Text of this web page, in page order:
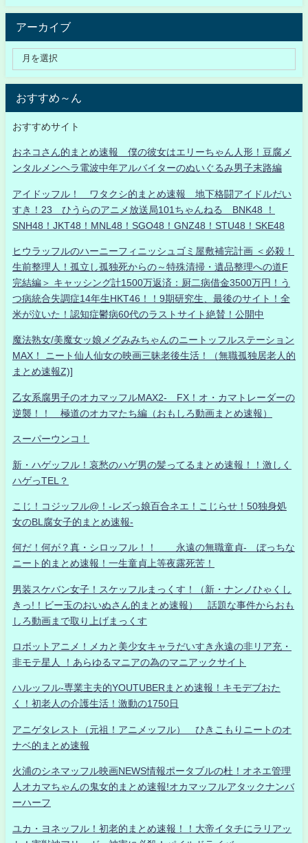
アーカイブ
おすすめ～ん
おすすめサイト
おネコさん的まとめ速報 僕の彼女はエリーちゃん人形！豆腐メ
ンタルメンヘラ電波中年アルバイターのぬいぐるみ男子末路編
アイドッフル！ ワタクシ的まとめ速報 地下格闘アイドルだい
すき！23 ひうらのアニメ放送局101ちゃんねる BNK48 ！
SNH48！JKT48！MNL48！SGO48！GNZ48！STU48！SKE48
ヒウラッフルのハーニーフィニッシュゴミ屋敷補完計画 ＜必殺！
生前整理人！孤立し孤独死からの～特殊清掃・遺品整理への道F
完結編＞ キャッシング計1500万返済：厨二病借金3500万円！う
つ病統合失調症14年生HKT46！！9期研究生、最後のサイト！全
米が泣いた！認知症鬱病60代のラストサイト絶賛！公開中
魔法熟女/美魔女ッ娘メグみみちゃんのニートッフルステーション
MAX！ ニート仙人仙女の映画三昧老後生活！（無職孤独居老人的
まとめ速報Z)]
乙女系腐男子のオカマッフルMAX2- FX！オ・カマトレーダーの
逆襲！！ 極道のオカマたち編（おもしろ動画まとめ速報）
スーパーウンコ！
新・ハゲッフル！哀愁のハゲ男の髪ってるまとめ速報！！激しく
ハゲっTEL？
こじ！コジッフル@！-レズっ娘百合ネエ！こじらせ！50独身処
女のBL腐女子的まとめ速報-
何だ！何が？真・シロッフル！！ 永遠の無職童貞- ぼっちな
ニート的まとめ速報！一生童貞上等夜露死苦！
男装スケバン女子！スケッフルまっくす！（新・ナンノひゃくし
きっ!！ビー玉のおいぬさん的まとめ速報） 話題な事件からおも
しろ動画まで取り上げまっくす
ロボットアニメ！メカと美少女キャラだいすき永遠の非リア充・
非モテ星人 ！あらゆるマニアの為のマニアックサイト
ハルッフル-専業主夫的YOUTUBERまとめ速報！キモデブおた
く！初老人の介護生活！激動の1750日
アニゲタレスト（元祖！アニメッフル） ひきこもりニートのオ
ナベ的まとめ速報
火浦のシネマッフル映画NEWS情報ポータブルの杜！オネエ管理
人オカマちゃんの鬼女的まとめ速報!オカマッフルアタックナンバ
ーハーフ
ユカ・ヨネッフル！初老的まとめ速報！！大帝イタチにラリアッ